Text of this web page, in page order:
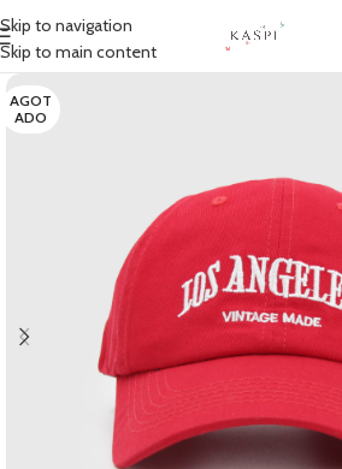
Skip to navigation
Skip to main content
AGOT
ADO